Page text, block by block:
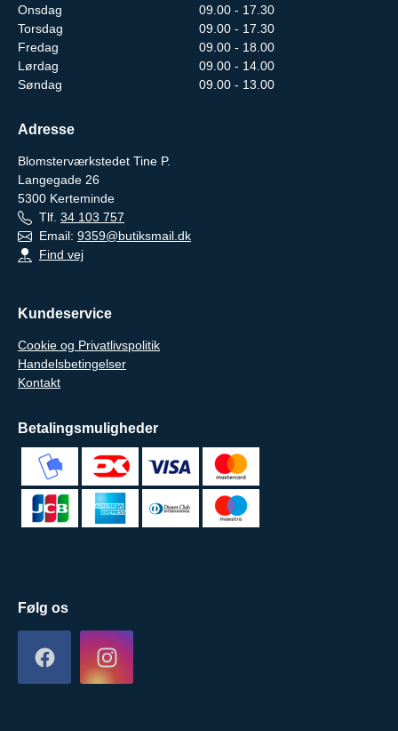
Onsdag
09.00 - 17.30
Torsdag
09.00 - 17.30
Fredag
09.00 - 18.00
Lørdag
09.00 - 14.00
Søndag
09.00 - 13.00
Adresse
Blomsterværkstedet Tine P.
Langegade 26
5300 Kerteminde
Tlf. 34 103 757
Email: 9359@butiksmail.dk
Find vej
Kundeservice
Cookie og Privatlivspolitik
Handelsbetingelser
Kontakt
Betalingsmuligheder
Følg os